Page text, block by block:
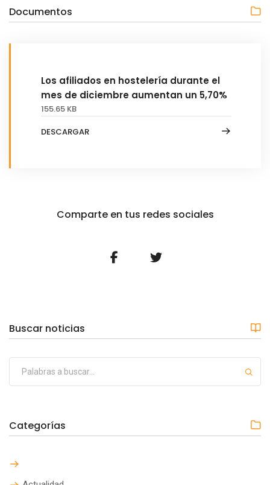
Documentos
Los afiliados en hostelería durante el
mes de diciembre aumentan un 5,70%
155.65 KB
DESCARGAR
Comparte en tus redes sociales
Buscar noticias
Categorías